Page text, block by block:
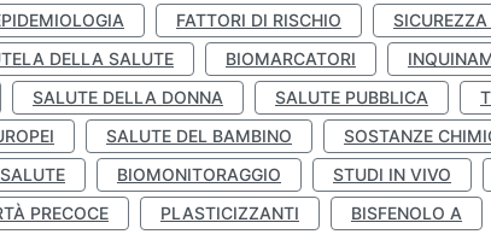
FATTORI DI RISCHIO
DELLA SALUTE BIOMARCATORI
SALUTE DELLA DONNA SALUTE PUBBLICA
SALUTE DEL BAMBINO
SOSTANZE
BIOMONITORAGGIO STUDI IN VIVO
PRECOCE PLASTICIZZANTI BISFENOLO A